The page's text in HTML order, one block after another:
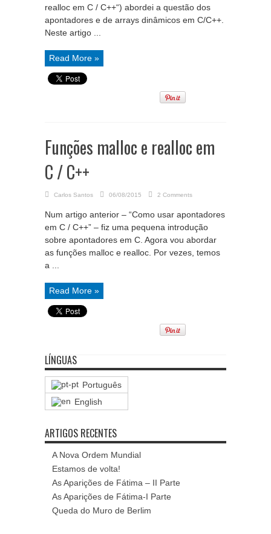
realloc em C / C++“) abordei a questão dos
apontadores e de arrays dinâmicos em C/C++.
Neste artigo ...
Read More »
Funções malloc e realloc em
C / C++
Carlos Santos 06/08/2015 2 Comments
Num artigo anterior – “Como usar apontadores
em C / C++” – fiz uma pequena introdução
sobre apontadores em C. Agora vou abordar
as funções malloc e realloc. Por vezes, temos
a ...
Read More »
LÍNGUAS
Português
English
ARTIGOS RECENTES
A Nova Ordem Mundial
Estamos de volta!
As Aparições de Fátima – II Parte
As Aparições de Fátima-I Parte
Queda do Muro de Berlim